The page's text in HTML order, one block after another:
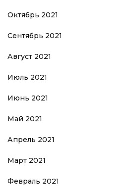
Октябрь 2021
Сентябрь 2021
Август 2021
Июль 2021
Июнь 2021
Май 2021
Апрель 2021
Март 2021
Февраль 2021